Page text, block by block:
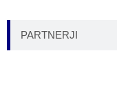
PARTNERJI